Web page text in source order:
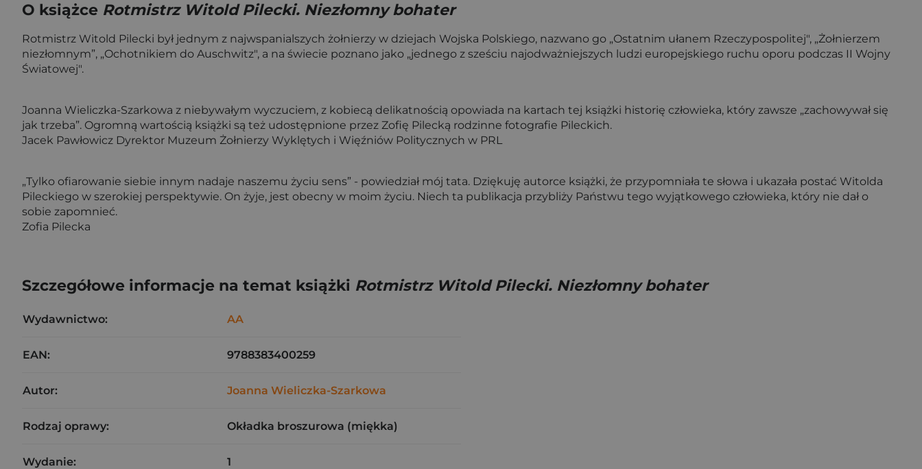
O książce Rotmistrz Witold Pilecki. Niezłomny bohater
Rotmistrz Witold Pilecki był jednym z najwspanialszych żołnie­rzy w dziejach Wojska Polskiego, nazwano go „Ostatnim ułanem Rzeczypospolitej", „Żołnierzem
niezłomnym”, „Ochotnikiem do Auschwitz", a na świecie poznano jako „jednego z sześciu najodważniejszych ludzi europejskiego ruchu oporu podczas II Wojny
Światowej".
Joanna Wieliczka-Szarkowa z niebywałym wyczuciem, z ko­biecą delikatnością opowiada na kartach tej książki historię człowieka, który zawsze „zachowywał się
jak trzeba”. Ogromną wartością książki są też udostępnione przez Zofię Pilecką ro­dzinne fotografie Pileckich.
Jacek Pawłowicz Dyrektor Muzeum Żołnierzy Wyklętych i Więźniów Politycznych w PRL
„Tylko ofiarowanie siebie innym nadaje naszemu życiu sens” - powiedział mój tata. Dziękuję autorce książki, że przypo­mniała te słowa i ukazała postać Witolda
Pileckiego w szero­kiej perspektywie. On żyje, jest obecny w moim życiu. Niech ta publikacja przybliży Państwu tego wyjątkowego człowieka, który nie dał o
sobie zapomnieć.
Zofia Pilecka
Szczegółowe informacje na temat książki Rotmistrz Witold Pilecki. Niezłomny bohater
Wydawnictwo: AA
EAN: 9788383400259
Autor: Joanna Wieliczka-Szarkowa
Rodzaj oprawy: Okładka broszurowa (miękka)
Wydanie: 1